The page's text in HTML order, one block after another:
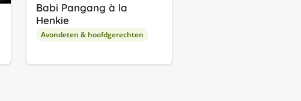
Babi Pangang à la
Henkie
Avondeten & hoofdgerechten